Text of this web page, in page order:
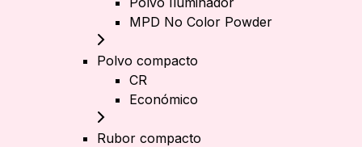
MPD No Color Powder
Polvo compacto
CR
Económico
Rubor compacto